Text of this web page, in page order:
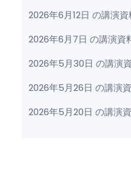
2026年6月12日 の講演資
2026年6月7日 の講演資
2026年5月30日 の講演
2026年5月26日 の講演
2026年5月20日 の講演